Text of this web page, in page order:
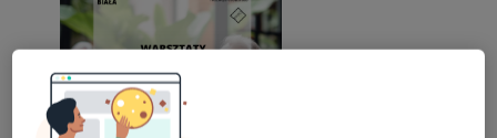
krążenia, choroby refluksowej, choroby wrzodowej,
niedoczynność tarczycy, choroby Hashimoto.
ze specjalistami.
Zajęcia odbywają się w piątki (luty-marzec) w
Rozwoju Osobistego w Bielsku-Białej przy ul.
Lipnickiej 14/3.